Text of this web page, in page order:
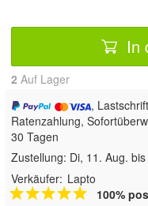
In
2 Auf Lager
,
Ratenzahlung,
30 Tagen
Zustellung: Di, 11. Aug.
Verkäufer: Lapto
100%